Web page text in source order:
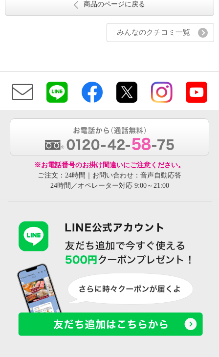
商品のページに戻る
みんなのクチコミ一覧
※お電話番号のお掛け間違いにご注意ください。
ご注文：24時間｜お問い合わせ：音声自動応答
24時間／オペレーター対応 9:00～21:00